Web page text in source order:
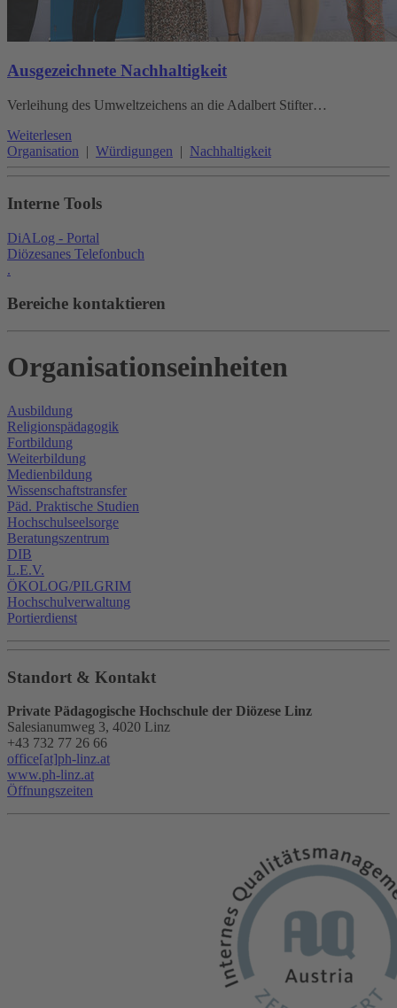
Ausgezeichnete Nachhaltigkeit
Verleihung des Umweltzeichens an die Adalbert Stifter…
Weiterlesen
Organisation | Würdigungen | Nachhaltigkeit
Interne Tools
DiALog - Portal
Diözesanes Telefonbuch
.
Bereiche kontaktieren
Organisationseinheiten
Ausbildung
Religionspädagogik
Fortbildung
Weiterbildung
Medienbildung
Wissenschaftstransfer
Päd. Praktische Studien
Hochschulseelsorge
Beratungszentrum
DIB
L.E.V.
ÖKOLOG/PILGRIM
Hochschulverwaltung
Portierdienst
Standort & Kontakt
Private Pädagogische Hochschule der Diözese Linz
Salesianumweg 3, 4020 Linz
+43 732 77 26 66
office[at]ph-linz.at
www.ph-linz.at
Öffnungszeiten